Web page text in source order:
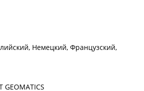
Немецкий, Французский,